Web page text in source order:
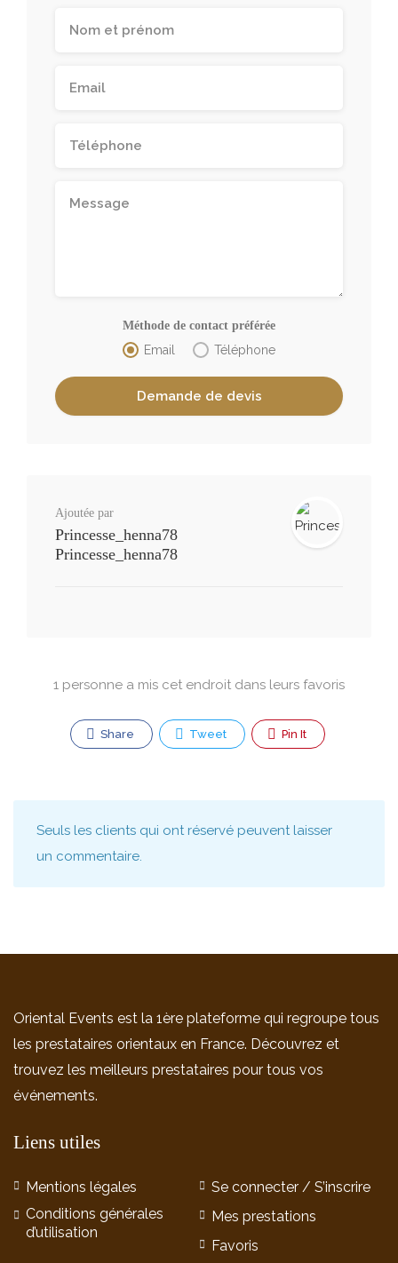
Méthode de contact préférée
Email Téléphone
Ajoutée par
Princesse_henna78
Princesse_henna78
1 personne a mis cet endroit dans leurs favoris
Share Tweet Pin It
Seuls les clients qui ont réservé peuvent laisser
un commentaire.
Oriental Events est la 1ère plateforme qui regroupe tous
les prestataires orientaux en France. Découvrez et
trouvez les meilleurs prestataires pour tous vos
événements.
Liens utiles
Mentions légales
Conditions générales
d’utilisation
Se connecter / S’inscrire
Mes prestations
Favoris